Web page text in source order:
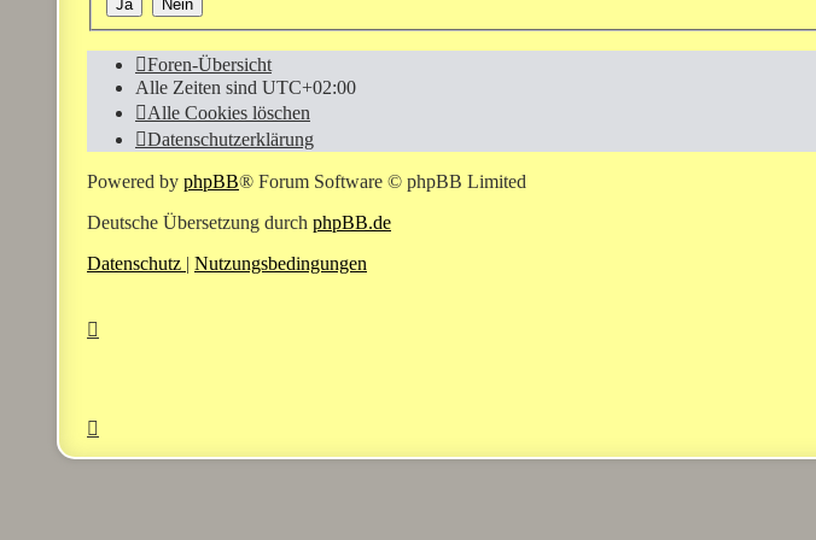
Foren-Übersicht
Alle Zeiten sind UTC+02:00
Alle Cookies löschen
Datenschutzerklärung
Powered by phpBB® Forum Software © phpBB Limited
Deutsche Übersetzung durch phpBB.de
Datenschutz | Nutzungsbedingungen